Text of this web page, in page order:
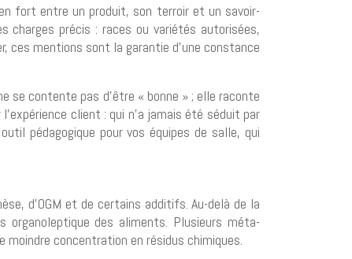
fort entre un produit, son terroir et un savoir-
charges précis : races ou variétés autorisées,
ces mentions sont la garantie d’une constance
se contente pas d’être « bonne » ; elle raconte
client : qui n’a jamais été séduit par
pédagogique pour vos équipes de salle, qui
d’OGM et de certains additifs. Au-delà de la
des aliments. Plusieurs méta-
concentration en résidus chimiques.